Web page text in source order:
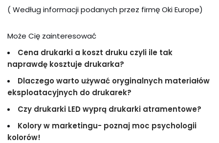
( Według informacji podanych przez firmę Oki Europe)
Może Cię zainteresować
Cena drukarki a koszt druku czyli ile tak
naprawdę kosztuje drukarka?
Dlaczego warto używać oryginalnych materiałów
eksploatacyjnych do drukarek?
Czy drukarki LED wyprą drukarki atramentowe?
Kolory w marketingu- poznaj moc psychologii
kolorów!